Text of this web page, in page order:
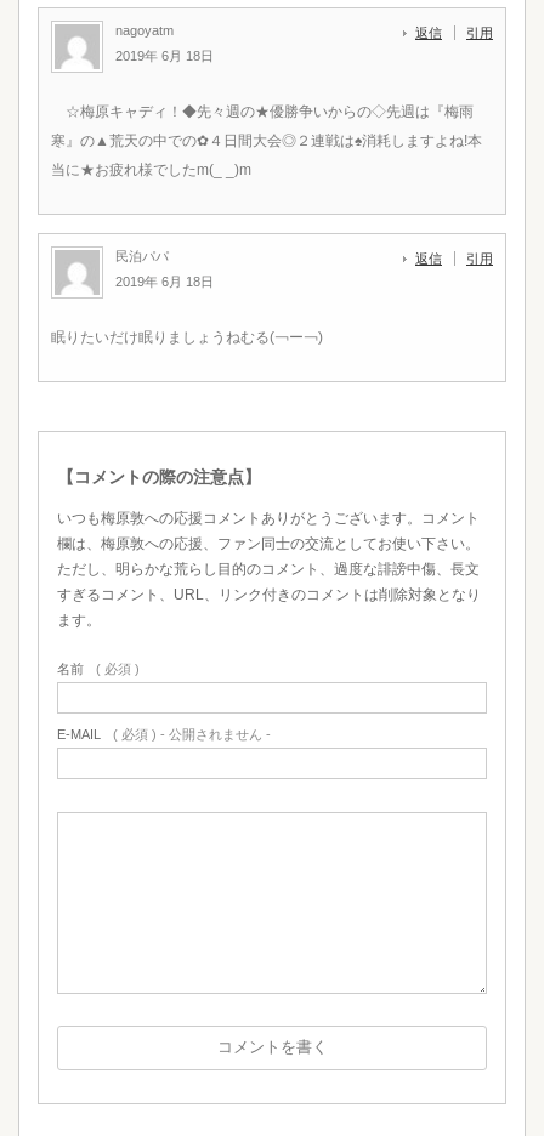
nagoyatm
2019年 6月 18日
返信 引用
☆梅原キャディ！◆先々週の★優勝争いからの◇先週は『梅雨
寒』の▲荒天の中での✿４日間大会◎２連戦は♠消耗しますよね!本
当に★お疲れ様でしたm(_ _)m
民泊パパ
2019年 6月 18日
返信 引用
眠りたいだけ眠りましょうねむる(￢ー￢)
【コメントの際の注意点】
いつも梅原敦への応援コメントありがとうございます。コメント
欄は、梅原敦への応援、ファン同士の交流としてお使い下さい。
ただし、明らかな荒らし目的のコメント、過度な誹謗中傷、長文
すぎるコメント、URL、リンク付きのコメントは削除対象となり
ます。
名前 ( 必須 )
E-MAIL ( 必須 ) - 公開されません -